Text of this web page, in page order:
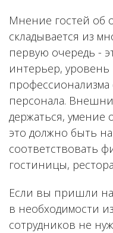
Мнение гостей об
складывается из
первую очередь -
интерьер, уровень
персонала.
держаться, умение
это должно быть
соответствовать
гостиницы,
Если вы пришли на
в необходимости
сотрудников не